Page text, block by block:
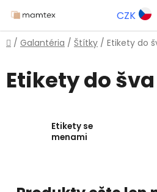
na
obsah
CZK
Domov
/ Galantéria / Štítky / Etikety do
Etikety do šva
Etikety se
menami